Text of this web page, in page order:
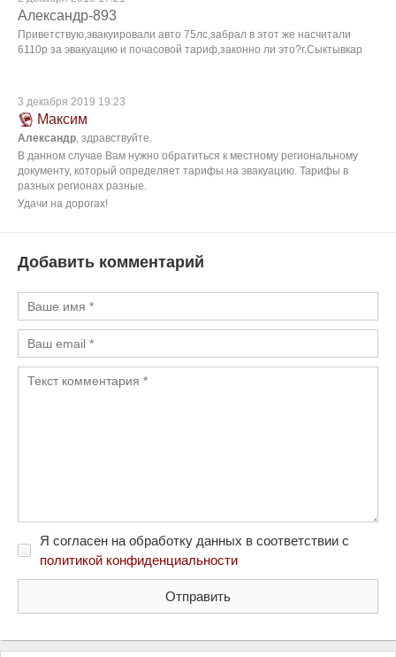
Александр-893
Приветствую,эвакуировали авто 75лс,забрал в этот же насчитали
6110р за эвакуацию и почасовой тариф,законно ли это?г.Сыктывкар
3 декабря 2019 19:23
Максим
Александр, здравствуйте.
В данном случае Вам нужно обратиться к местному региональному
документу, который определяет тарифы на эвакуацию. Тарифы в
разных регионах разные.
Удачи на дорогах!
Добавить комментарий
Я согласен на обработку данных в соответствии с
политикой конфиденциальности